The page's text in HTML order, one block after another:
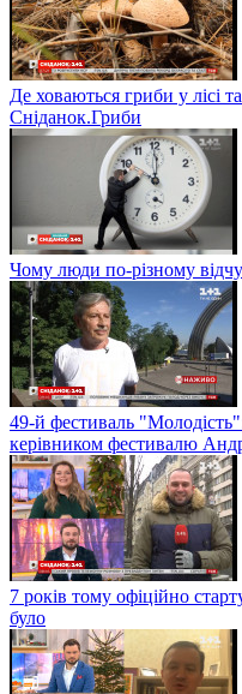
Де ховаються гриби у лісі
Сніданок.Гриби
Чому люди по-різному
49-й фестиваль
керівником фестивалю
7 років тому офіційно
було